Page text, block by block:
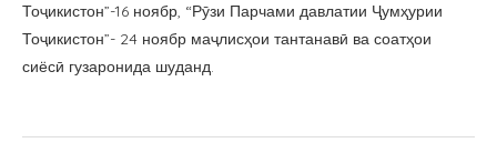
Тоҷикистон”-16 ноябр, “Рӯзи Парчами давлатии Ҷумҳурии
Тоҷикистон”- 24 ноябр маҷлисҳои тантанавӣ ва соатҳои
сиёсӣ гузаронида шуданд.